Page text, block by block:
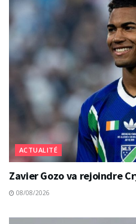
ACTUALITÉ
Zavier Gozo va rejoindre
08/08/2026